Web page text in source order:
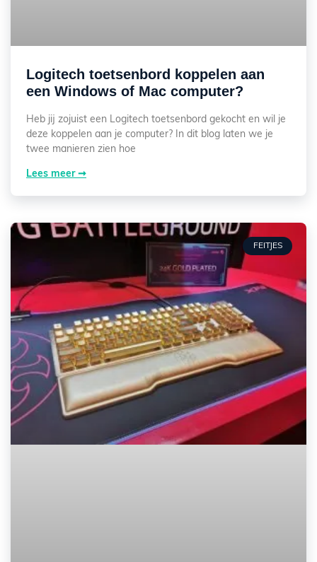
Logitech toetsenbord koppelen aan
een Windows of Mac computer?
Heb jij zojuist een Logitech toetsenbord gekocht en wil je
deze koppelen aan je computer? In dit blog laten we je
twee manieren zien hoe
Lees meer ➞
FEITJES